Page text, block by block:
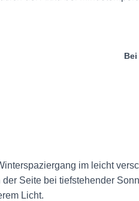
im leicht
Seite bei tiefstehender
Licht.